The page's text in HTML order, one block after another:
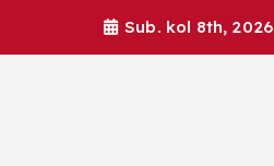
Sub. kol 8th, 2026